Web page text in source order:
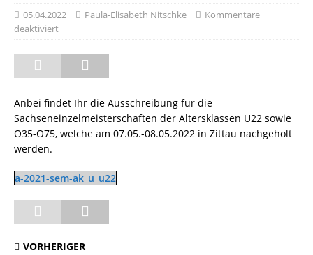
05.04.2022 Paula-Elisabeth Nitschke
Kommentare
deaktiviert
Anbei findet Ihr die Ausschreibung für die
Sachseneinzelmeisterschaften der Altersklassen U22 sowie
O35-O75, welche am 07.05.-08.05.2022 in Zittau nachgeholt
werden.
a-2021-sem-ak_u_u22
VORHERIGER